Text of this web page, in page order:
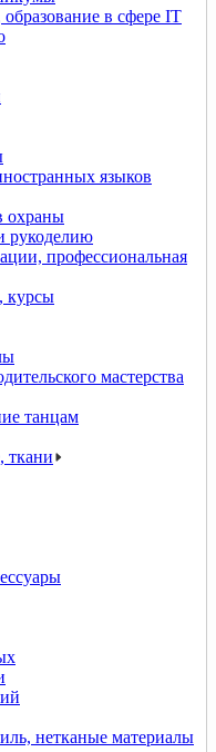
в сфере IT
языков
охраны
рукоделию
профессиональная
курсы
мастерства
танцам
ткани
нетканые материалы